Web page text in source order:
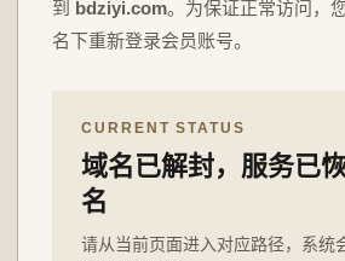
到 bdziyi.com。为保证正常访问，
名下重新登录会员账号。
CURRENT STATUS
域名已解封，服务已
名
请从当前页面进入对应路径，系统